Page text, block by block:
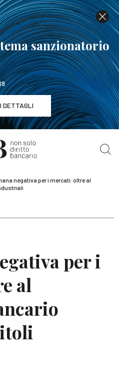
sanzionatorio
DETTAGLI
Ottobre
del TUF
negativa per i mercati: oltre al
per i
al